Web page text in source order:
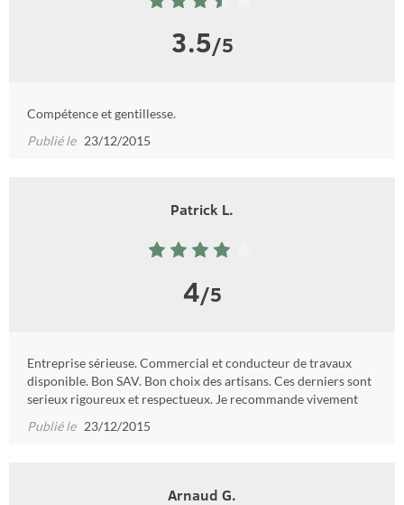
3.5/5
Compétence et gentillesse.
Publié le 23/12/2015
Patrick L.
4/5
Entreprise sérieuse. Commercial et conducteur de travaux
disponible. Bon SAV. Bon choix des artisans. Ces derniers sont
serieux rigoureux et respectueux. Je recommande vivement
Publié le 23/12/2015
Arnaud G.